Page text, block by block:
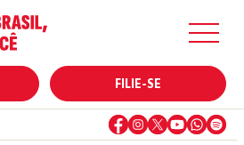
FILIE-SE